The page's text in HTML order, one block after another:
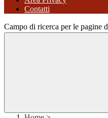
Contatti
Campo di ricerca per le pagine